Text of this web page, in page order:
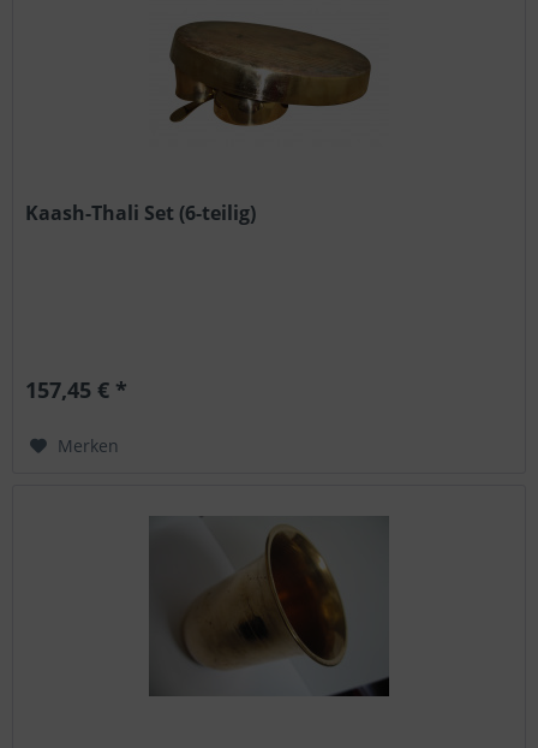
Kaash-Thali Set (6-teilig)
157,45 € *
Merken